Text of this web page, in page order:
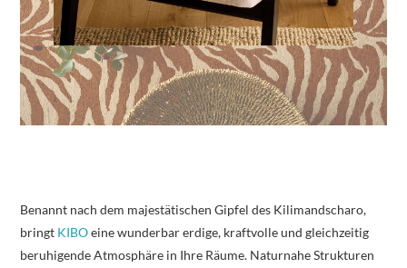
Benannt nach dem majestätischen Gipfel des Kilimandscharo,
bringt KIBOeine wunderbar erdige, kraftvolle und gleichzeitig
beruhigende Atmosphäre in Ihre Räume. Naturnahe Strukturen